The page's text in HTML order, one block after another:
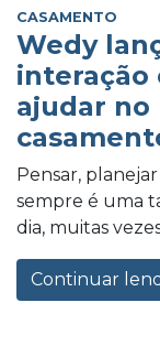
CASAMENTO
Wedy
interação
ajudar
Pensar,
sempre é uma
dia, muitas
Continuar